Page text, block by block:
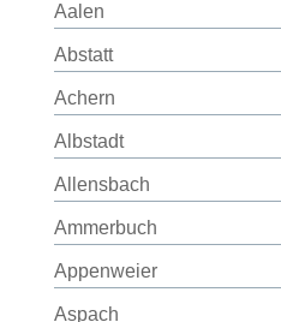
Aalen
Abstatt
Achern
Albstadt
Allensbach
Ammerbuch
Appenweier
Aspach